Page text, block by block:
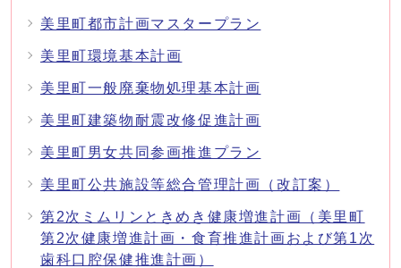
美里町都市計画マスタープラン
美里町環境基本計画
美里町一般廃棄物処理基本計画
美里町建築物耐震改修促進計画
美里町男女共同参画推進プラン
美里町公共施設等総合管理計画（改訂案）
第2次ミムリンときめき健康増進計画（美里町
第2次健康増進計画・食育推進計画および第1次
歯科口腔保健推進計画）